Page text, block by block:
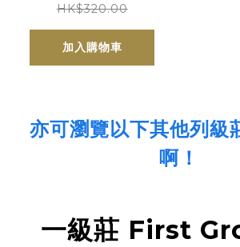
Magrez | Grand
Cru Classes
HK$320.00
加入購物車
亦可瀏覽以下其他列級
啊！
一級莊 First